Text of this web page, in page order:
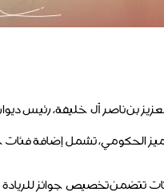
بن ناصر آل خليفة، رئيس
الحكومي، تشمل إضافة فئات
تتضمن تخصيص جوائز